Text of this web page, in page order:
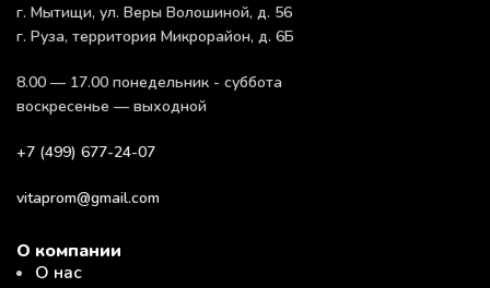
г. Мытищи, ул. Веры Волошиной, д. 56
г. Руза, территория Микрорайон, д. 6Б
8.00 — 17.00 понедельник - суббота
воскресенье — выходной
+7 (499) 677-24-07
vitaprom@gmail.com
О компании
О нас